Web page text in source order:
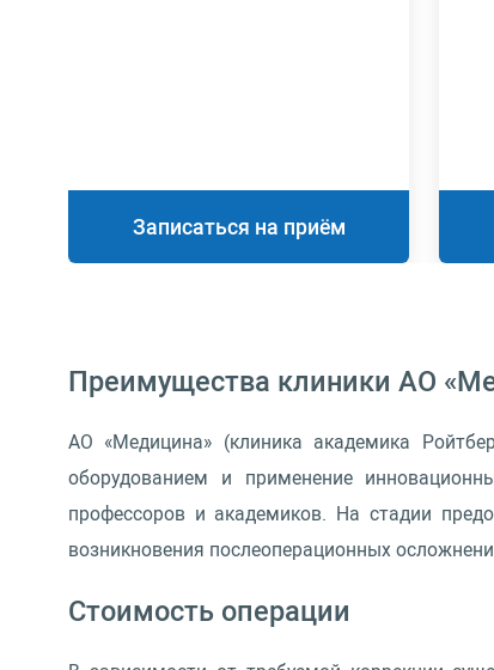
Записаться на приём
Преимущества клиники АО
АО «Медицина» (клиника академика
оборудованием и применение
профессоров и академиков. На стадии
возникновения послеоперационных
Стоимость операции